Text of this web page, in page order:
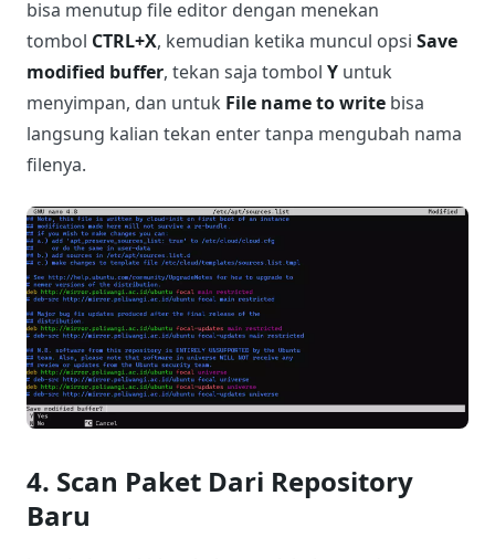
bisa menutup file editor dengan menekan
tombol CTRL+X, kemudian ketika muncul opsi Save
modified buffer, tekan saja tombol Y untuk
menyimpan, dan untuk File name to write bisa
langsung kalian tekan enter tanpa mengubah nama
filenya.
4. Scan Paket Dari Repository
Baru